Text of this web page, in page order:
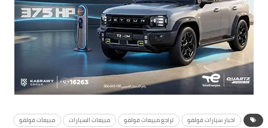
اخبار سيارات فولفو تراجع مبيعات فولفو مبيعات السيارات
مبيعات فولفو